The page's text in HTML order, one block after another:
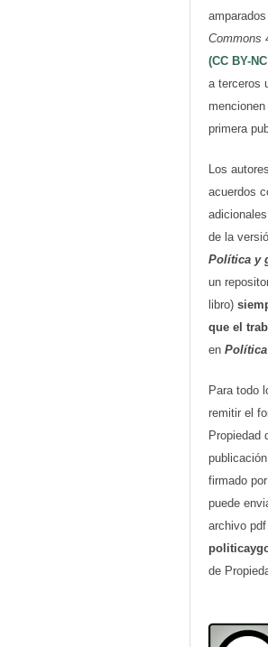
Commons
(CC BY-
a terceros
primera
Los
acuerdos
de la
Política y
un
libro)
que el
en
Para todo
remitir el
Propiedad
firmado
puede
archivo
de